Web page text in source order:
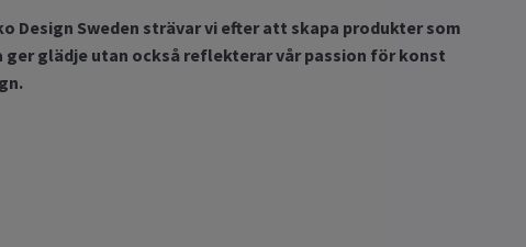
Design Sweden strävar vi efter att skapa produkter som
ger glädje utan också reflekterar vår passion för konst